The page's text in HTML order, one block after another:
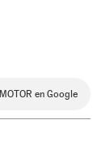
en Google